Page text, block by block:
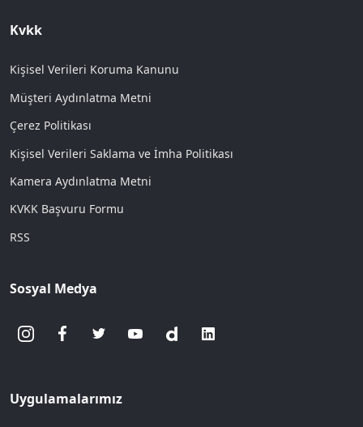
Kvkk
Kişisel Verileri Koruma Kanunu
Müşteri Aydınlatma Metni
Çerez Politikası
Kişisel Verileri Saklama ve İmha Politikası
Kamera Aydınlatma Metni
KVKK Başvuru Formu
RSS
Sosyal Medya
Uygulamalarımız